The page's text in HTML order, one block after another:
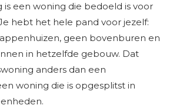
is een woning die bedoeld is voor
hebt het hele pand voor jezelf:
geen bovenburen en
in hetzelfde gebouw. Dat
anders dan een
woning die is opgesplitst in